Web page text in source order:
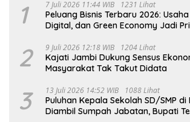
1 7 Juli 2026 11:44 WIB 1231 Lihat
Peluang Bisnis Terbaru 2026:
Digital, dan Green Economy Jadi
2 9 Juli 2026 12:18 WIB 1204 Lihat
Kajati Jambi Dukung Sensus
Masyarakat Tak Takut Didata
3 13 Juli 2026 14:52 WIB 1088 Lihat
Puluhan Kepala Sekolah SD/SMP di
Diambil Sumpah Jabatan, Bupati